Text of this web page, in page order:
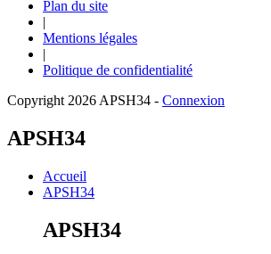
Plan du site
|
Mentions légales
|
Politique de confidentialité
Copyright 2026 APSH34 - Connexion
APSH34
Accueil
APSH34
APSH34